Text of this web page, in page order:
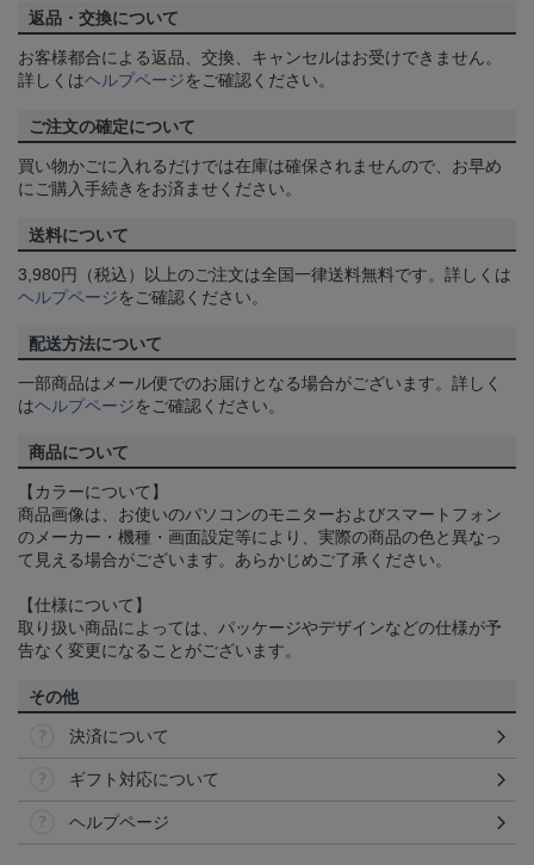
返品・交換について
お客様都合による返品、交換、キャンセルはお受けできません。
詳しくはヘルプページをご確認ください。
ご注文の確定について
買い物かごに入れるだけでは在庫は確保されませんので、お早め
にご購入手続きをお済ませください。
送料について
3,980円（税込）以上のご注文は全国一律送料無料です。詳しくは
ヘルプページをご確認ください。
配送方法について
一部商品はメール便でのお届けとなる場合がございます。詳しく
はヘルプページをご確認ください。
商品について
【カラーについて】
商品画像は、お使いのパソコンのモニターおよびスマートフォン
のメーカー・機種・画面設定等により、実際の商品の色と異なっ
て見える場合がございます。あらかじめご了承ください。
【仕様について】
取り扱い商品によっては、パッケージやデザインなどの仕様が予
告なく変更になることがございます。
その他
決済について
ギフト対応について
ヘルプページ